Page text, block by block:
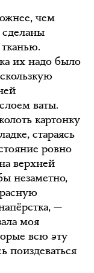
чем
их надо было
ваты.
картонку
стараясь
ровно
верхней
незаметно,
—
моя
всю эту
поиздеваться